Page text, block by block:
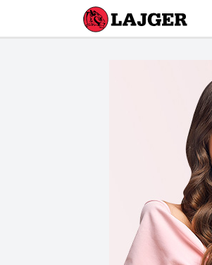
Lajger